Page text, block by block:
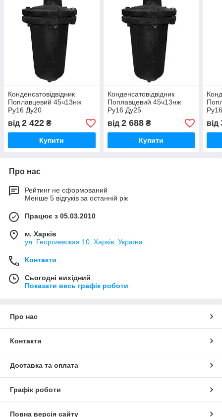
Конденсатовідвідник
Поплавцевий 45ч13нж
Ру16 Ду20
від 2 422 ₴
Купити
Конденсатовідвідник
Поплавцевий 45ч13нж
Ру16 Ду25
від 2 688₴
Купити
від
Про нас
Рейтинг не сформований
Менше 5 відгуків за останній рік
Працює з 05.03.2010
м. Харків
ул. Георгиевская 10, Харків, Україна
Контакти
Сьогодні вихідний
Показати весь графік роботи
Про нас
Контакти
Доставка та оплата
Графік роботи
Повна версія сайту